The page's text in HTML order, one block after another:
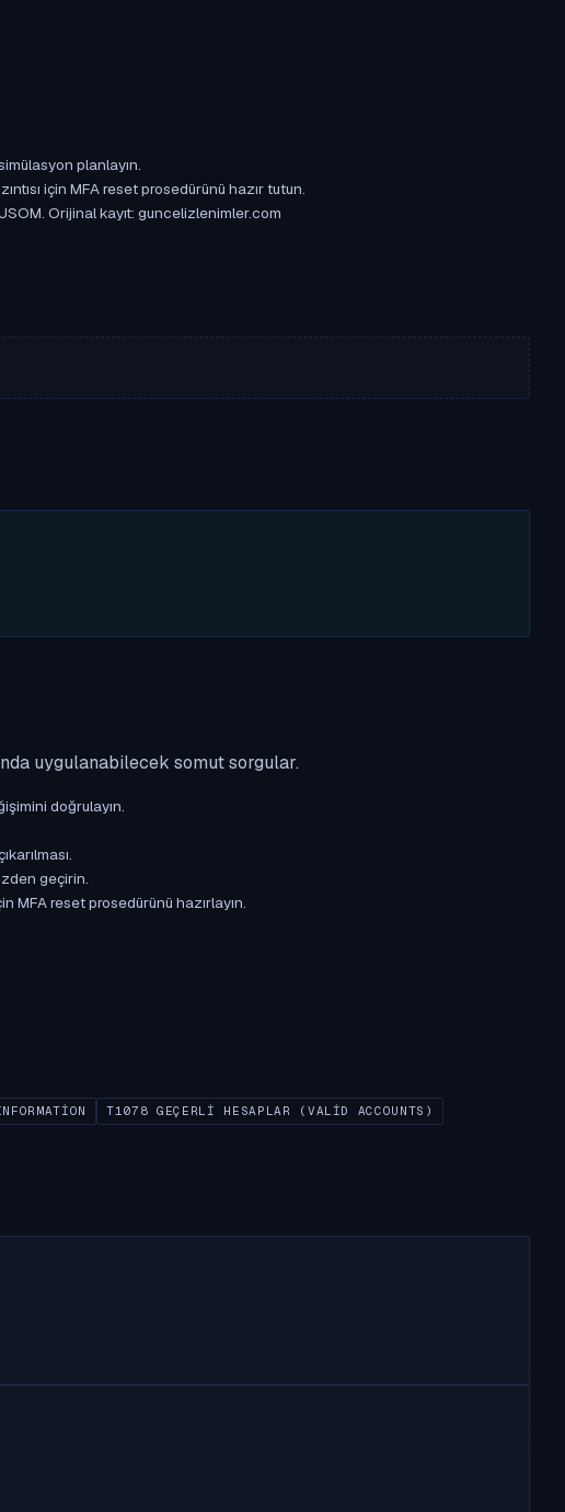
planlayın.
için MFA reset prosedürünü hazır tutun.
Orijinal kayıt: guncelizlenimler.com
uygulanabilecek somut sorgular.
doğrulayın.
geçirin.
MFA reset prosedürünü hazırlayın.
T1078 GEÇERLI HESAPLAR (VALID ACCOUNTS)